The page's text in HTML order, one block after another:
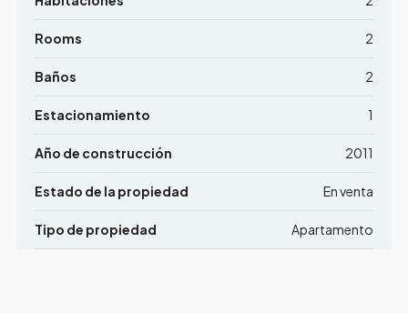
Rooms 2
Baños 2
Estacionamiento 1
Año de construcción 2011
Estado de la propiedad En venta
Tipo de propiedad Apartamento